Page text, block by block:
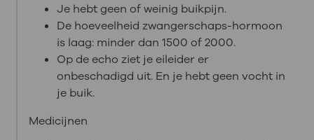
Je hebt geen of weinig buikpijn.
De hoeveelheid zwangerschaps-hormoon
is laag: minder dan 1500 of 2000.
Op de echo ziet je eileider er
onbeschadigd uit. En je hebt geen vocht in
je buik.
Medicijnen